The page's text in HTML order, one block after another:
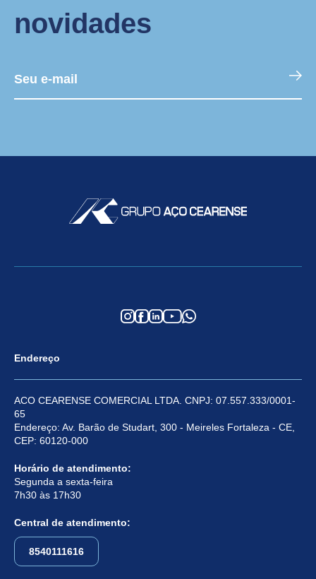
novidades
Endereço
ACO CEARENSE COMERCIAL LTDA. CNPJ: 07.557.333/0001-
65
Endereço: Av. Barão de Studart, 300 - Meireles Fortaleza - CE,
CEP: 60120-000
Horário de atendimento:
Segunda a sexta-feira
7h30 às 17h30
Central de atendimento:
8540111616